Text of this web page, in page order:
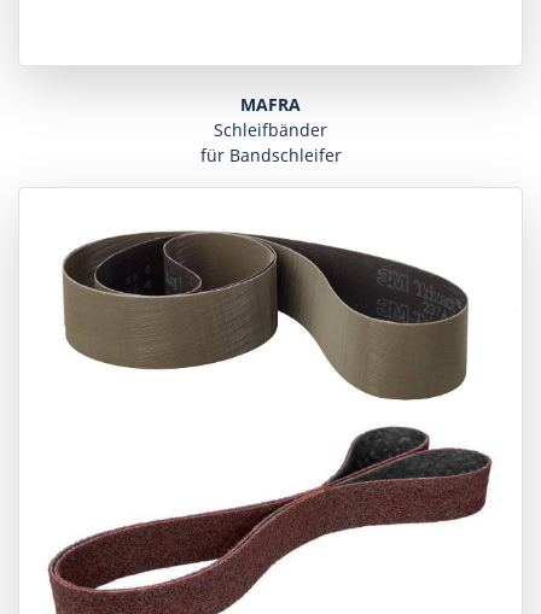
MAFRA
Schleifbänder
für Bandschleifer